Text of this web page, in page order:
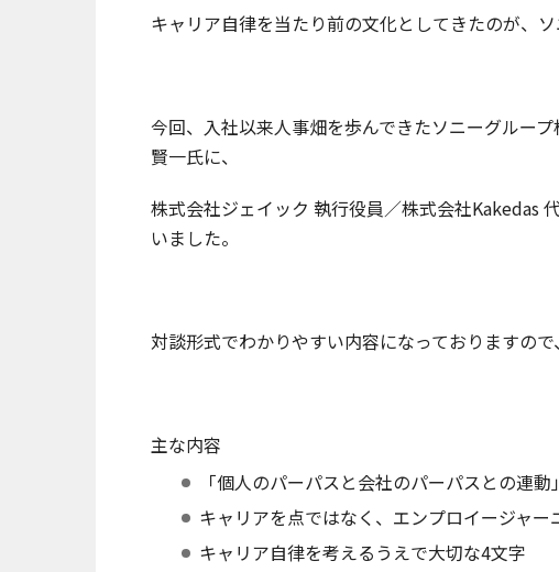
キャリア自律を当たり前の文化としてきたのが、ソ
今回、入社以来人事畑を歩んできたソニーグルー
賢一氏に、
株式会社ジェイック 執行役員／株式会社Kakedas
いました。
対談形式でわかりやすい内容になっておりますの
主な内容
「個人のパーパスと会社のパーパスとの連
キャリアを点ではなく、エンプロイージャー
キャリア自律を考えるうえで大切な4文字